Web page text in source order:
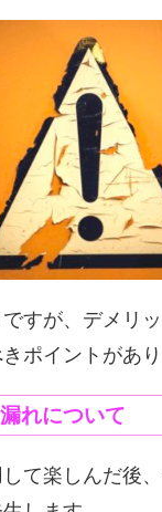
すが、デメリ
ポイントがあり
れについて
て楽しんだ後